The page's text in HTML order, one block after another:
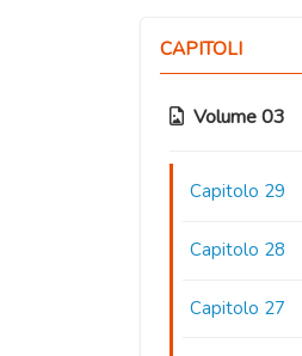
CAPITOLI
Volume 03
Capitolo 29
Capitolo 28
Capitolo 27